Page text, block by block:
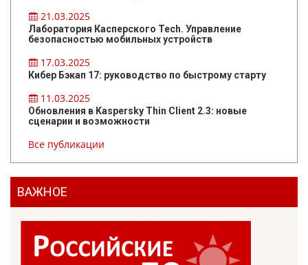
21.03.2025
Лаборатория Касперского Tech. Управление
безопасностью мобильных устройств
17.03.2025
Кибер Бэкап 17: руководство по быстрому старту
11.03.2025
Обновления в Kaspersky Thin Client 2.3: новые
сценарии и возможности
Все публикации
ВАЖНОЕ